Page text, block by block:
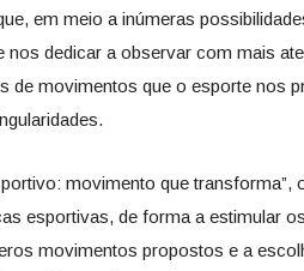
em meio a inúmeras
dedicar a observar com mais
de movimentos que o esporte nos
movimento que transforma”,
esportivas, de forma a estimular
movimentos propostos e a